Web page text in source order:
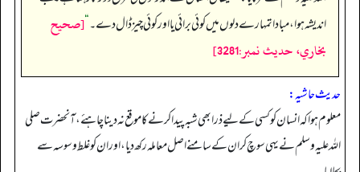
اندیشہ ہوا، مبادا تمہارے دلوں میں کوئی برائی یا اور کوئی چیز ڈال دے۔“[صحيح
بخاري، حديث نمبر:3281]
حدیث حاشیہ:
معلوم ہوا کہ انسان کو کسی کے لیے ذرا بھی شبہ پیدا کرنے کا موقع نہ دینا چاہئے، آنحضرت صلی
اللہ علیہ وسلم نے یہی سوچ کر ان کے سامنے اصل معاملہ رکھ دیا، اور ان کو غلط وسوسہ سے